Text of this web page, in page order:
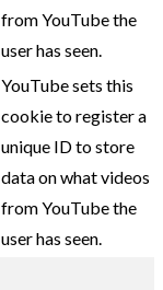
from YouTube the
user has seen.
YouTube sets this
cookie to register a
unique ID to store
data on what videos
from YouTube the
user has seen.